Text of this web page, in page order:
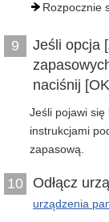
Rozpocznie
9
Jeśli opcja
naciśnij
Jeśli pojawi się
instrukcjami
zapasową.
10 Odłącz
urządzenia